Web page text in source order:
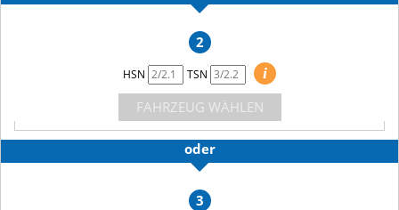
2
HSN TSN
i
FAHRZEUG WÄHLEN
oder
3